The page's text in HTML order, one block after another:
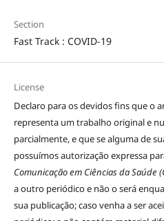
Section
Fast Track : COVID-19
License
Declaro para os devidos fins que o
representa um trabalho original e
parcialmente, e que se alguma de
possuímos autorização expressa
Comunicação em Ciências da Saúde
a outro periódico e não o será
sua publicação; caso venha a ser